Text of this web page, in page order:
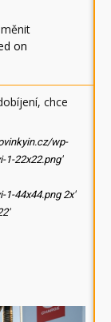
on
chce
wp-
22x22.png'
44x44.png 2x'